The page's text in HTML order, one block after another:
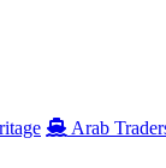
Arab